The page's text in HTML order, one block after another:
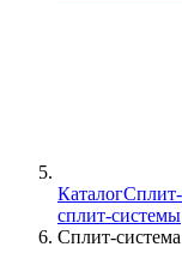
Каталог
сплит-системы
Сплит-